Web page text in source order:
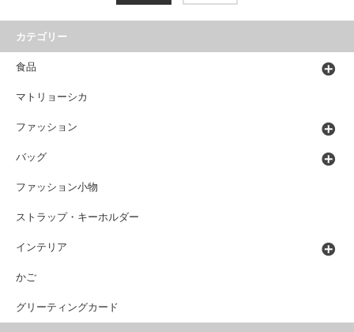
カテゴリー
食品
マトリョーシカ
ファッション
バッグ
ファッション小物
ストラップ・キーホルダー
インテリア
かご
グリーティングカード